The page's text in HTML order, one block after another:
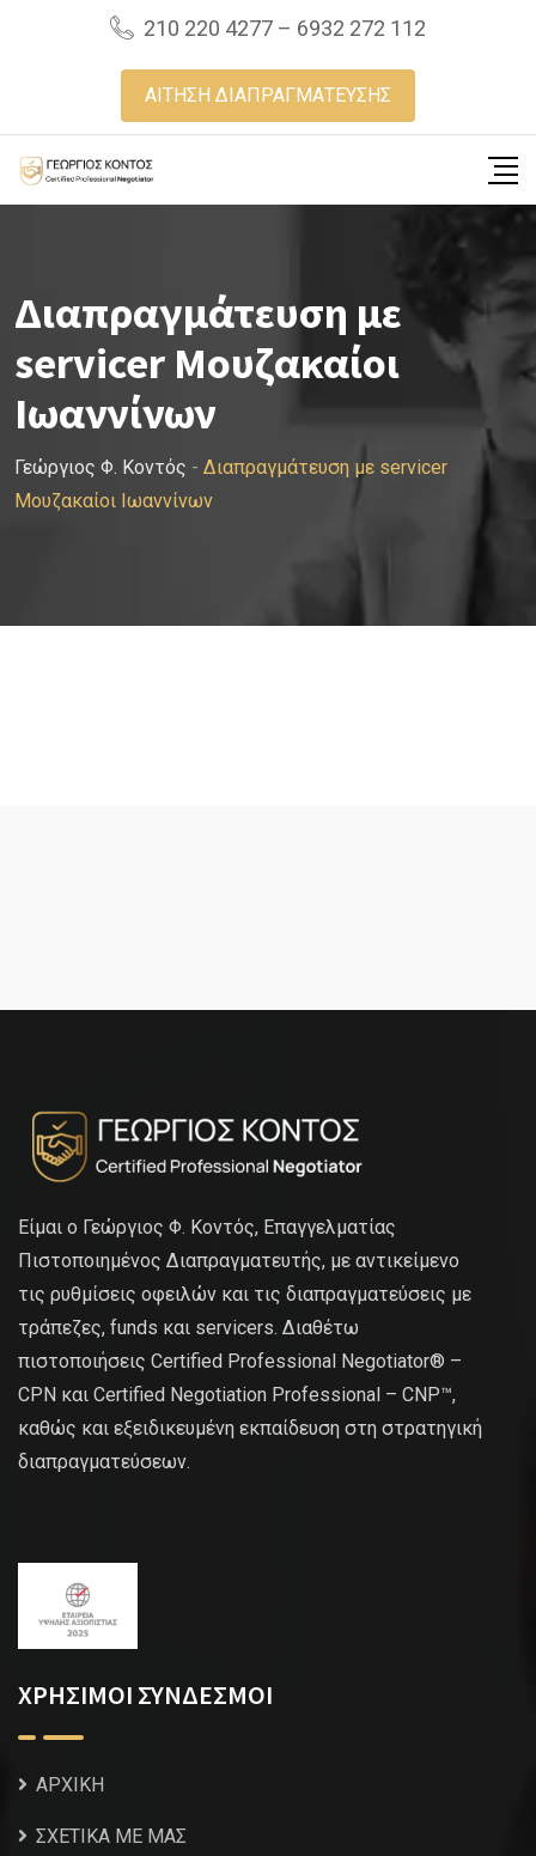
210 220 4277 – 6932 272 112
ΑΙΤΗΣΗ ΔΙΑΠΡΑΓΜΑΤΕΥΣΗΣ
Διαπραγμάτευση με
servicer Μουζακαίοι
Ιωαννίνων
Γεώργιος Φ. Κοντός - Διαπραγμάτευση με servicer
Μουζακαίοι Ιωαννίνων
Είμαι ο Γεώργιος Φ. Κοντός, Επαγγελματίας
Πιστοποιημένος Διαπραγματευτής, με αντικείμενο
τις ρυθμίσεις οφειλών και τις διαπραγματεύσεις με
τράπεζες, funds και servicers. Διαθέτω
πιστοποιήσεις Certified Professional Negotiator® –
CPN και Certified Negotiation Professional – CNP™,
καθώς και εξειδικευμένη εκπαίδευση στη στρατηγική
διαπραγματεύσεων.
ΧΡΗΣΙΜΟΙ ΣΥΝΔΕΣΜΟΙ
ΑΡΧΙΚΗ
ΣΧΕΤΙΚΑ ΜΕ ΜΑΣ